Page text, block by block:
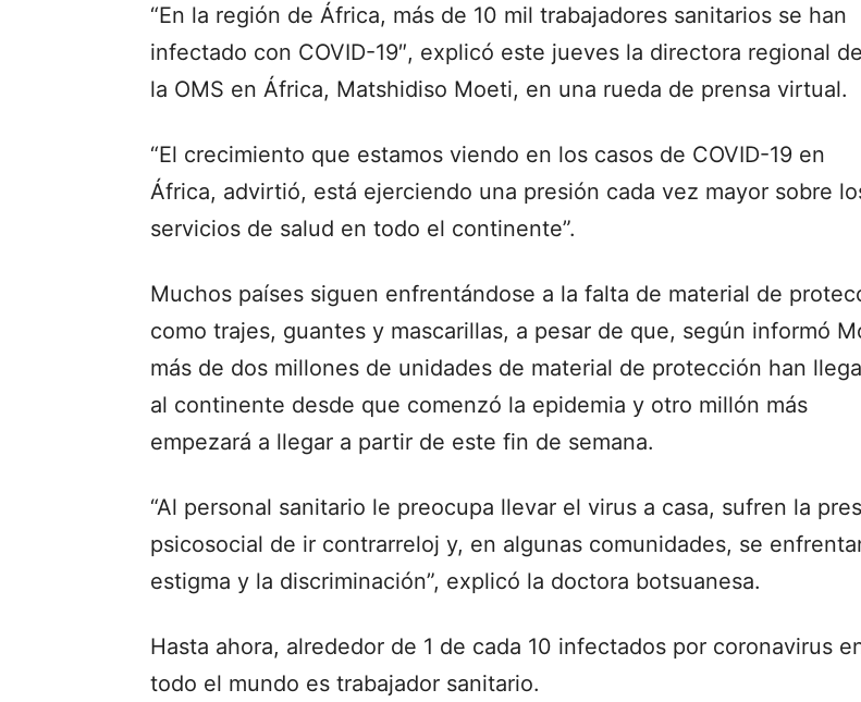
“En la región de África, más de 10 mil trabajadores sanitarios se han
infectado con COVID-19″, explicó este jueves la directora regional de
la OMS en África, Matshidiso Moeti, en una rueda de prensa virtual.
“El crecimiento que estamos viendo en los casos de COVID-19 en
África, advirtió, está ejerciendo una presión cada vez mayor sobre
servicios de salud en todo el continente”.
Muchos países siguen enfrentándose a la falta de material de
como trajes, guantes y mascarillas, a pesar de que, según informó
más de dos millones de unidades de material de protección han
al continente desde que comenzó la epidemia y otro millón más
empezará a llegar a partir de este fin de semana.
“Al personal sanitario le preocupa llevar el virus a casa, sufren la
psicosocial de ir contrarreloj y, en algunas comunidades, se
estigma y la discriminación”, explicó la doctora botsuanesa.
Hasta ahora, alrededor de 1 de cada 10 infectados por coronavirus
todo el mundo es trabajador sanitario.